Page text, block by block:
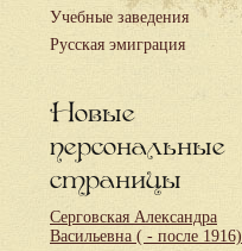
Учебные заведения
Русская эмиграция
Новые
персональные
страницы
Серговская Александра
Васильевна ( - после 1916)